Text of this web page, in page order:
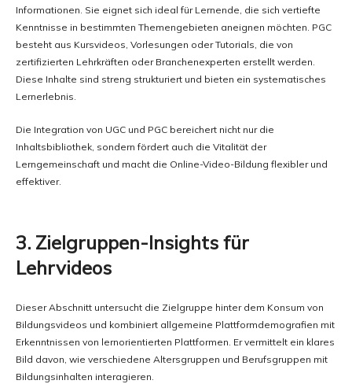
Informationen. Sie eignet sich ideal für Lernende, die sich vertiefte
Kenntnisse in bestimmten Themengebieten aneignen möchten. PGC
besteht aus Kursvideos, Vorlesungen oder Tutorials, die von
zertifizierten Lehrkräften oder Branchenexperten erstellt werden.
Diese Inhalte sind streng strukturiert und bieten ein systematisches
Lernerlebnis.
Die Integration von UGC und PGC bereichert nicht nur die
Inhaltsbibliothek, sondern fördert auch die Vitalität der
Lerngemeinschaft und macht die Online-Video-Bildung flexibler und
effektiver.
3. Zielgruppen-Insights für
Lehrvideos
Dieser Abschnitt untersucht die Zielgruppe hinter dem Konsum von
Bildungsvideos und kombiniert allgemeine Plattformdemografien mit
Erkenntnissen von lernorientierten Plattformen. Er vermittelt ein klares
Bild davon, wie verschiedene Altersgruppen und Berufsgruppen mit
Bildungsinhalten interagieren.